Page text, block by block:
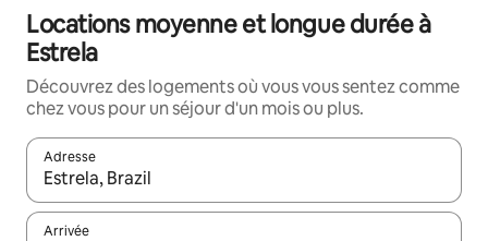
Locations moyenne et longue durée à
Estrela
Découvrez des logements où vous vous sentez comme
chez vous pour un séjour d'un mois ou plus.
Adresse
Lorsque les résultats s'affichent, utilisez les flèches vers le
Arrivée